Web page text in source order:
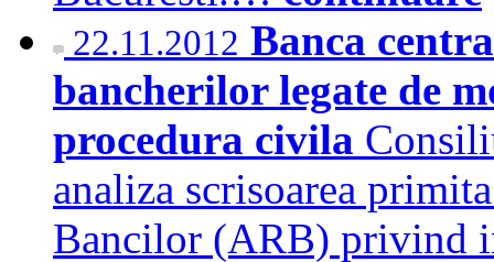
22.11.2012 Banca
bancherilor legate de
procedura civila
analiza scrisoarea
Bancilor (ARB) privind